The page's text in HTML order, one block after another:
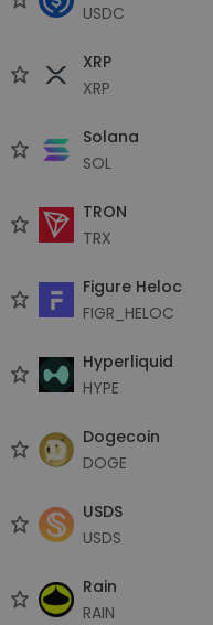
USDC
XRP
XRP
Solana
SOL
TRON
TRX
Figure Heloc
FIGR_HELOC
Hyperliquid
HYPE
Dogecoin
DOGE
USDS
USDS
Rain
RAIN